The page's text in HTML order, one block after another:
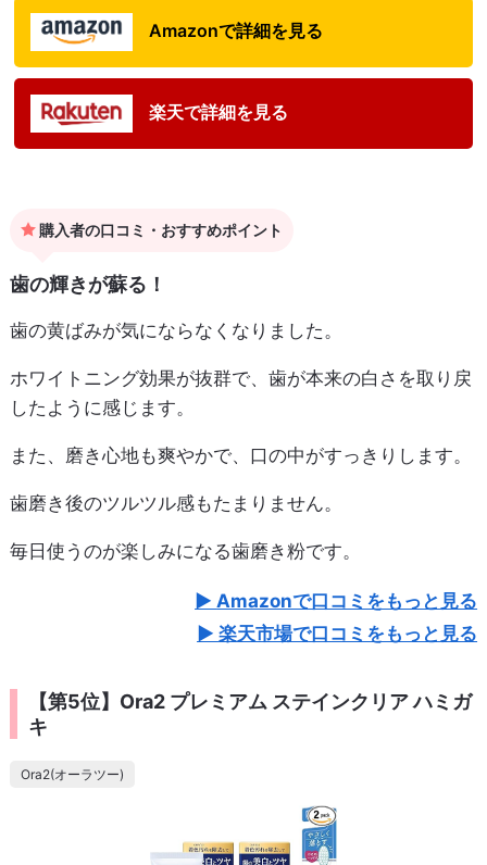
Amazonで詳細を見る
楽天で詳細を見る
購入者の口コミ・おすすめポイント
歯の輝きが蘇る！
歯の黄ばみが気にならなくなりました。
ホワイトニング効果が抜群で、歯が本来の白さを取り戻
したように感じます。
また、磨き心地も爽やかで、口の中がすっきりします。
歯磨き後のツルツル感もたまりません。
毎日使うのが楽しみになる歯磨き粉です。
Amazonで口コミをもっと見る
楽天市場で口コミをもっと見る
【第5位】Ora2 プレミアム ステインクリア ハミガ
キ
Ora2(オーラツー)